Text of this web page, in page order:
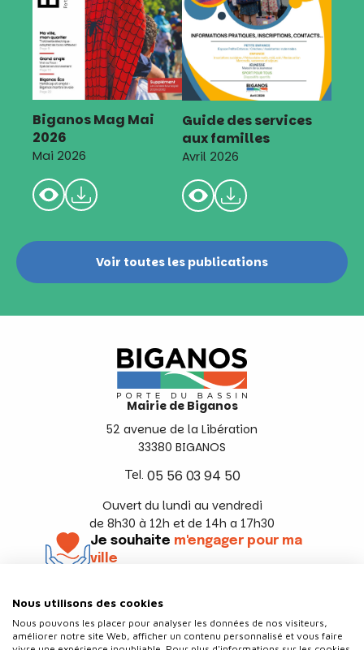
Biganos Mag Mai
2026
Mai 2026
Guide des services
aux familles
Avril 2026
Voir toutes les publications
Mairie de Biganos
52 avenue de la Libération
33380 BIGANOS
Tel. 05 56 03 94 50
Ouvert du lundi au vendredi
de 8h30 à 12h et de 14h a 17h30
Je souhaite m'engager pour ma
ville
Suivez-nous
Nous utilisons des cookies
Nous pouvons les placer pour analyser les données de nos visiteurs,
améliorer notre site Web, afficher un contenu personnalisé et vous faire